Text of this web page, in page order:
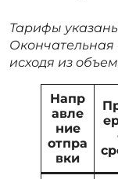
Тарифы
Окончательная
исходя из
Напр
авле
ние
отпра
вки